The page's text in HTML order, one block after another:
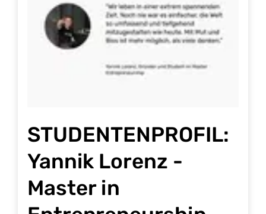
STUDENTENPROFIL:
Yannik Lorenz -
Master in